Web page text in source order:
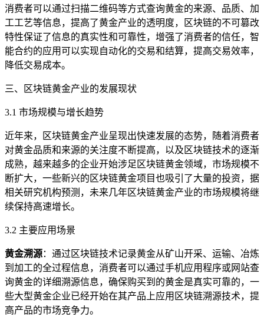
消费者可以通过扫描二维码等方式查询黄金的来源、品质、加
工工艺等信息，提高了黄金产业的透明度，区块链的不可篡改
特性保证了信息的真实性和可靠性，增强了消费者的信任，智
能合约的应用可以实现自动化的交易和结算，提高交易效率，
降低交易成本。
三、区块链黄金产业的发展现状
3.1 市场规模与增长趋势
近年来，区块链黄金产业呈现出快速发展的态势，随着消费者
对黄金品质和来源的关注度不断提高，以及区块链技术的逐渐
成熟，越来越多的企业开始涉足区块链黄金领域，市场规模不
断扩大，一些新兴的区块链黄金项目也吸引了大量的投资，据
相关研究机构预测，未来几年区块链黄金产业的市场规模将继
续保持高速增长。
3.2 主要应用场景
黄金溯源：通过区块链技术记录黄金从矿山开采、运输、冶炼
到加工的全过程信息，消费者可以通过手机应用程序或网站查
询黄金的详细溯源信息，确保购买到的黄金是真实可靠的，一
些大型黄金企业已经开始在其产品上应用区块链溯源技术，提
高产品的市场竞争力。